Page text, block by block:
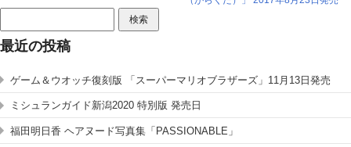
索:
最近の投稿
ゲーム＆ウオッチ復刻版 「スーパーマリオブラザーズ」11月13日発売
ミシュランガイド新潟2020 特別版 発売日
福田明日香 ヘアヌード写真集「PASSIONABLE」